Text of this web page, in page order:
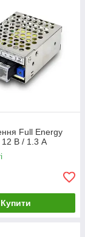
Full Energy
12 В / 1.3 А
Купити